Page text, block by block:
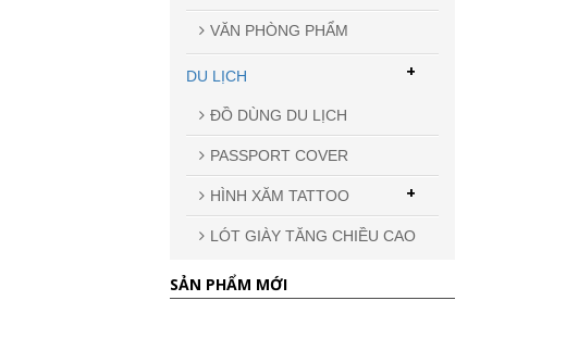
VĂN PHÒNG PHẨM
DU LỊCH
ĐỒ DÙNG DU LỊCH
PASSPORT COVER
HÌNH XĂM TATTOO +
LÓT GIÀY TĂNG CHIỀU CAO
+
SẢN PHẨM MỚI